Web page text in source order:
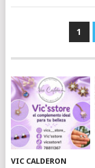
1
VIC CALDERON